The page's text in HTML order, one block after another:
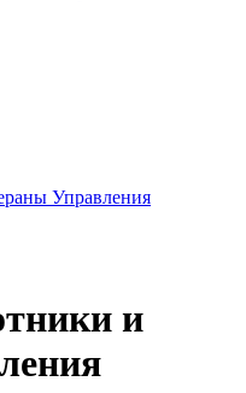
Управления
и